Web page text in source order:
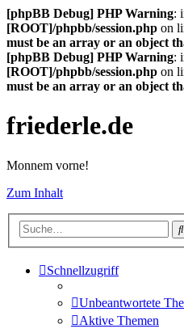
[phpBB Debug] PHP Warning:
[ROOT]/phpbb/session.php on
must be an array or an object
[phpBB Debug] PHP Warning:
[ROOT]/phpbb/session.php on
must be an array or an object
friederle.de
Monnem vorne!
Zum Inhalt
Schnellzugriff
Unbeantwortete
Aktive Themen